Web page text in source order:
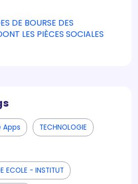
DE BOURSE DES
LES PIÈCES SOCIALES
Apps TECHNOLOGIE
ECOLE - INSTITUT